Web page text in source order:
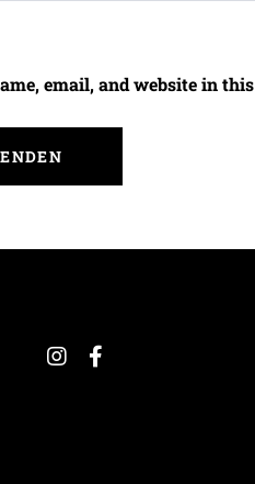
email, and website in